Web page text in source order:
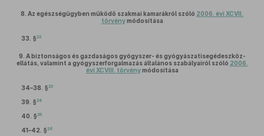
8. Az egészségügyben működő szakmai kamarákról szóló 2006. évi XCVII.
törvénymódosítása
33. §22
9. A biztonságos és gazdaságos gyógyszer- és gyógyászatisegédeszköz-
ellátás, valamint a gyógyszerforgalmazás általános szabályairól szóló 2006.
évi XCVIII. törvénymódosítása
34–38. §23
39. §24
40. §25
41–42. §26